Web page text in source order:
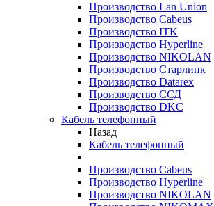
Производство Lan Union
Производство Cabeus
Производство ITK
Производство Hyperline
Производство NIKOLAN
Производство Старлинк
Производство Datarex
Производство ССД
Производство DKC
Кабель телефонный
Назад
Кабель телефонный
Производство Cabeus
Производство Hyperline
Производство NIKOLAN